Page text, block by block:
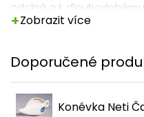
odolná a k
pak tvar podlouhlého rohu
+Zobrazit více
Doporučené
Konévka Neti